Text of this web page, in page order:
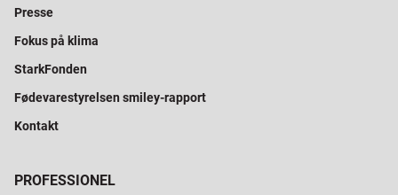
Presse
Fokus på klima
StarkFonden
Fødevarestyrelsen smiley-rapport
Kontakt
PROFESSIONEL